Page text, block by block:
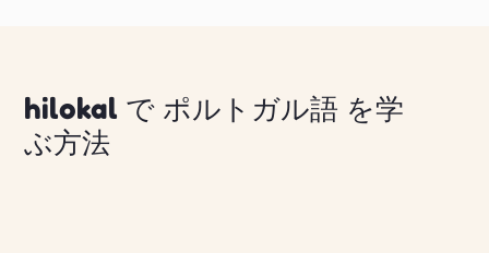
hilokal で ポルトガル語 を学
ぶ方法